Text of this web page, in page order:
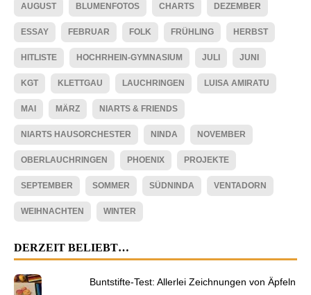
AUGUST BLUMENFOTOS CHARTS DEZEMBER
ESSAY FEBRUAR FOLK FRÜHLING HERBST
HITLISTE HOCHRHEIN-GYMNASIUM JULI JUNI
KGT KLETTGAU LAUCHRINGEN LUISA AMIRATU
MAI MÄRZ NIARTS & FRIENDS
NIARTS HAUSORCHESTER NINDA NOVEMBER
OBERLAUCHRINGEN PHOENIX PROJEKTE
SEPTEMBER SOMMER SÜDNINDA VENTADORN
WEIHNACHTEN WINTER
DERZEIT BELIEBT…
Buntstifte-Test: Allerlei Zeichnungen von Äpfeln